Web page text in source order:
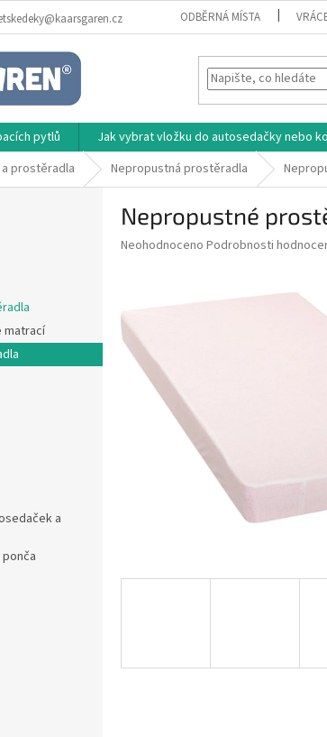
ODBĚRNÁ MÍSTA
pytlů Jak vybrat vložku do autosedačky nebo
prostěradla Nepropustná prostěradla
matrací
a
Nepropustné
Průměrné
0,0
z
5
hvězdiček.
Neohodnoceno Podrobnosti